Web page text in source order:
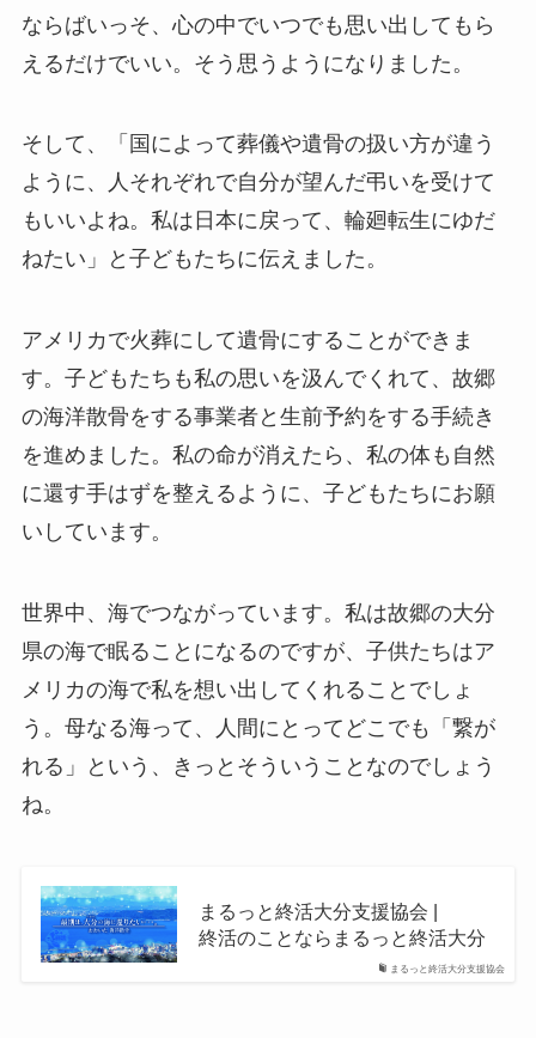
ならばいっそ、心の中でいつでも思い出してもら
えるだけでいい。そう思うようになりました。
そして、「国によって葬儀や遺骨の扱い方が違う
ように、人それぞれで自分が望んだ弔いを受けて
もいいよね。私は日本に戻って、輪廻転生にゆだ
ねたい」と子どもたちに伝えました。
アメリカで火葬にして遺骨にすることができま
す。子どもたちも私の思いを汲んでくれて、故郷
の海洋散骨をする事業者と生前予約をする手続き
を進めました。私の命が消えたら、私の体も自然
に還す手はずを整えるように、子どもたちにお願
いしています。
世界中、海でつながっています。私は故郷の大分
県の海で眠ることになるのですが、子供たちはア
メリカの海で私を想い出してくれることでしょ
う。母なる海って、人間にとってどこでも「繋が
れる」という、きっとそういうことなのでしょう
ね。
まるっと終活大分支援協会
まるっと​終活大分支援協会 |
終活の​ことならまるっと​終活大分